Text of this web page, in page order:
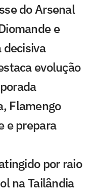
do Arsenal
e
decisiva
evolução
Flamengo
e prepara
por raio
na Tailândia